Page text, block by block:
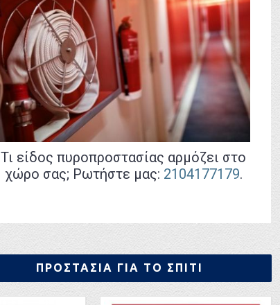
Τι είδος πυροπροστασίας αρμόζει στο
χώρο σας; Ρωτήστε μας: 2104177179.
ΠΡΟΣΤΑΣΙΑ ΓΙΑ ΤΟ ΣΠΙΤΙ